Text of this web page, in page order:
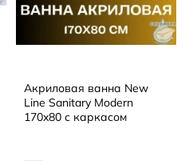
Акриловая ванна New
Line Sanitary Modern
170x80 с каркасом